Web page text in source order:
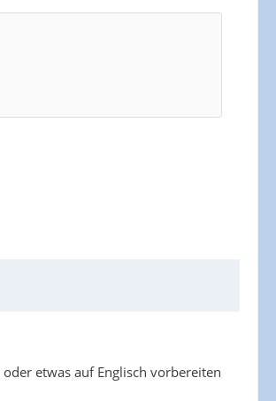
etwas auf Englisch vorbereiten